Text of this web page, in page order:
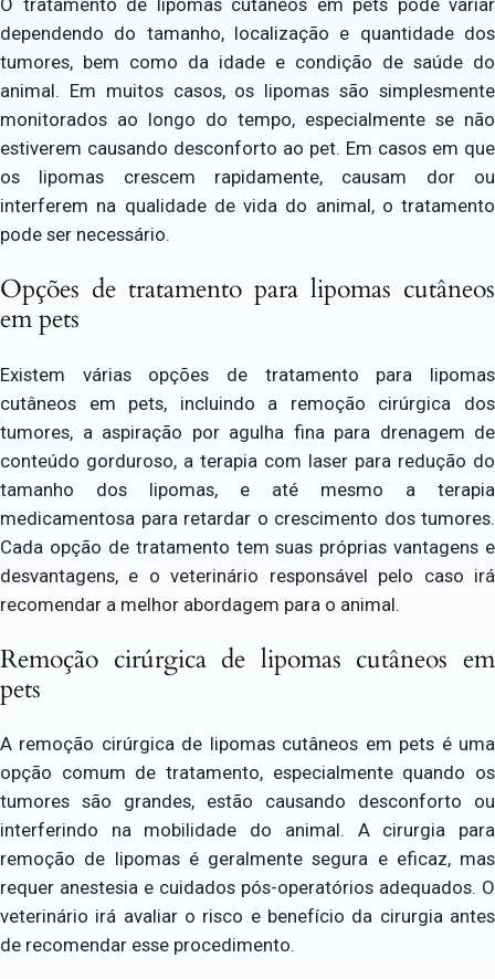
O tratamento de lipomas cutâneos em pets pode variar
dependendo do tamanho, localização e quantidade dos
tumores, bem como da idade e condição de saúde do
animal. Em muitos casos, os lipomas são simplesmente
monitorados ao longo do tempo, especialmente se não
estiverem causando desconforto ao pet. Em casos em que
os lipomas crescem rapidamente, causam dor ou
interferem na qualidade de vida do animal, o tratamento
pode ser necessário.
Opções de tratamento para lipomas cutâneos
em pets
Existem várias opções de tratamento para lipomas
cutâneos em pets, incluindo a remoção cirúrgica dos
tumores, a aspiração por agulha fina para drenagem de
conteúdo gorduroso, a terapia com laser para redução do
tamanho dos lipomas, e até mesmo a terapia
medicamentosa para retardar o crescimento dos tumores.
Cada opção de tratamento tem suas próprias vantagens e
desvantagens, e o veterinário responsável pelo caso irá
recomendar a melhor abordagem para o animal.
Remoção cirúrgica de lipomas cutâneos em
pets
A remoção cirúrgica de lipomas cutâneos em pets é uma
opção comum de tratamento, especialmente quando os
tumores são grandes, estão causando desconforto ou
interferindo na mobilidade do animal. A cirurgia para
remoção de lipomas é geralmente segura e eficaz, mas
requer anestesia e cuidados pós-operatórios adequados. O
veterinário irá avaliar o risco e benefício da cirurgia antes
de recomendar esse procedimento.